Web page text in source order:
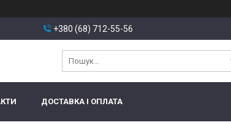
+380 (68) 712-55-56
ДОСТАВКА І ОПЛАТА